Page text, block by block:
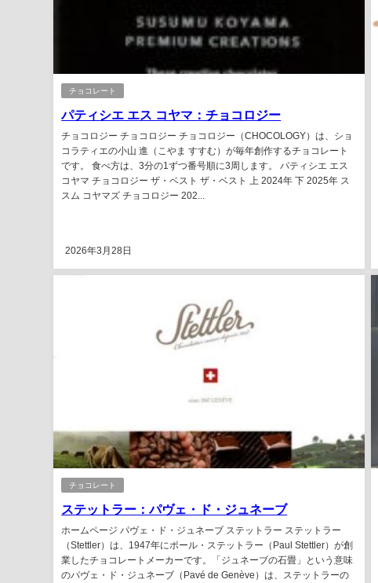
チョコレート
パティシエ エス コヤマ：チョコロジー
チョコロジー チョコロジー チョコロジー（CHOCOLOGY）は、ショ
コラティエの小山 進（こやま すすむ）が毎年創作するチョコレート
です。 食べ方は、3分の1ずつ番号順に3周します。 パティシエ エス
コヤマ チョコロジー ザ・ベスト ザ・ベスト 上 2024年 下 2025年 ス
スム コヤマズ チョコロジー 202...
2026年3月28日
チョコレート
ステットラー：パヴェ・ド・ジュネーブ
ホームページ パヴェ・ド・ジュネーブ ステットラー ステットラー
（Stettler）は、1947年にポール・ステットラー（Paul Stettler）が創
業したチョコレートメーカーです。「ジュネーブの石畳」という意味
のパヴェ・ド・ジュネーブ（Pavé de Genève）は、ステットラーの